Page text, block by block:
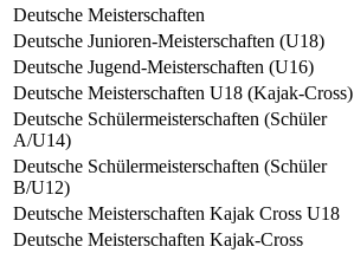
Deutsche Meisterschaften
Deutsche Junioren-Meisterschaften (U18)
Deutsche Jugend-Meisterschaften (U16)
Deutsche Meisterschaften U18 (Kajak-Cross)
Deutsche Schülermeisterschaften (Schüler
A/U14)
Deutsche Schülermeisterschaften (Schüler
B/U12)
Deutsche Meisterschaften Kajak Cross U18
Deutsche Meisterschaften Kajak-Cross